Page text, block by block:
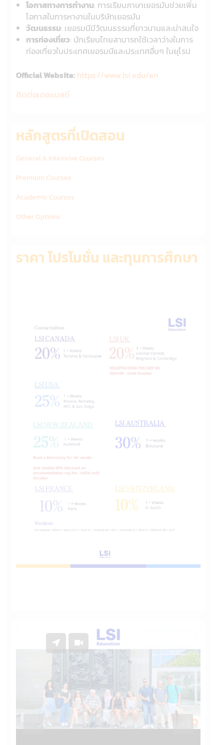
โอกาสทางการทำงาน: การเรียนภาษาเยอรมันช่วยเพิ่ม
โอกาสในการหางานในบริษัทเยอรมัน
วัฒนธรรม: เยอรมนีมีวัฒนธรรมที่ยาวนานและน่าสนใจ
การท่องเที่ยว: นักเรียนไทยสามารถใช้เวลาว่างในการ
ท่องเที่ยวในประเทศเยอรมนีและประเทศอื่นๆ ในยุโรป
Official Website: https://www.lsi.edu/en
ติดต่อเดอะเบสท์
หลักสูตรที่เปิดสอน
General & Intensive Courses
Premium Courses
Academic Courses
Other Options
ราคา โปรโมชั่น และทุนการศึกษา
Previous Previous